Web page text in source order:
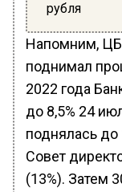
рубля
Напомним, ЦБ
поднимал
2022 года
до 8,5% 24
поднялась до
Совет
(13%). Затем